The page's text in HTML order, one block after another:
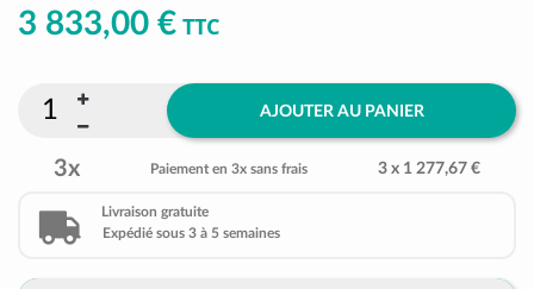
3 833,00 € TTC
AJOUTER AU PANIER
3x Paiement en 3x sans frais 3 x 1 277,67 €
Livraison gratuite
Expédié sous 3 à 5 semaines